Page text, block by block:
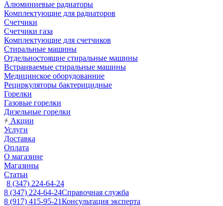
Алюминиевые радиаторы
Комплектующие для радиаторов
Счетчики
Счетчики газа
Комплектующие для счетчиков
Стиральные машины
Отдельностоящие стиральные машины
Встраиваемые стиральные машины
Медицинское оборудованние
Рециркуляторы бактерицидные
Горелки
Газовые горелки
Дизельные горелки
Акции
Услуги
Доставка
Оплата
О магазине
Магазины
Статьи
8 (347) 224-64-24
8 (347) 224-64-24Справочная служба
8 (917) 415-95-21Консультация эксперта